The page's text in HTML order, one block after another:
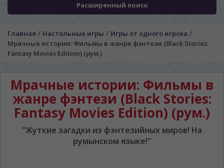
Расширенный поиск
Главная / Настольные игры / Игры от одного игрока /
Мрачные истории: Фильмы в жанре фэнтези (Black Stories:
Fantasy Movies Edition) (рум.)
Мрачные истории: Фильмы в
жанре фэнтези (Black Stories:
Fantasy Movies Edition) (рум.)
"Жуткие загадки из фэнтезийных миров! На
румынском языке!"